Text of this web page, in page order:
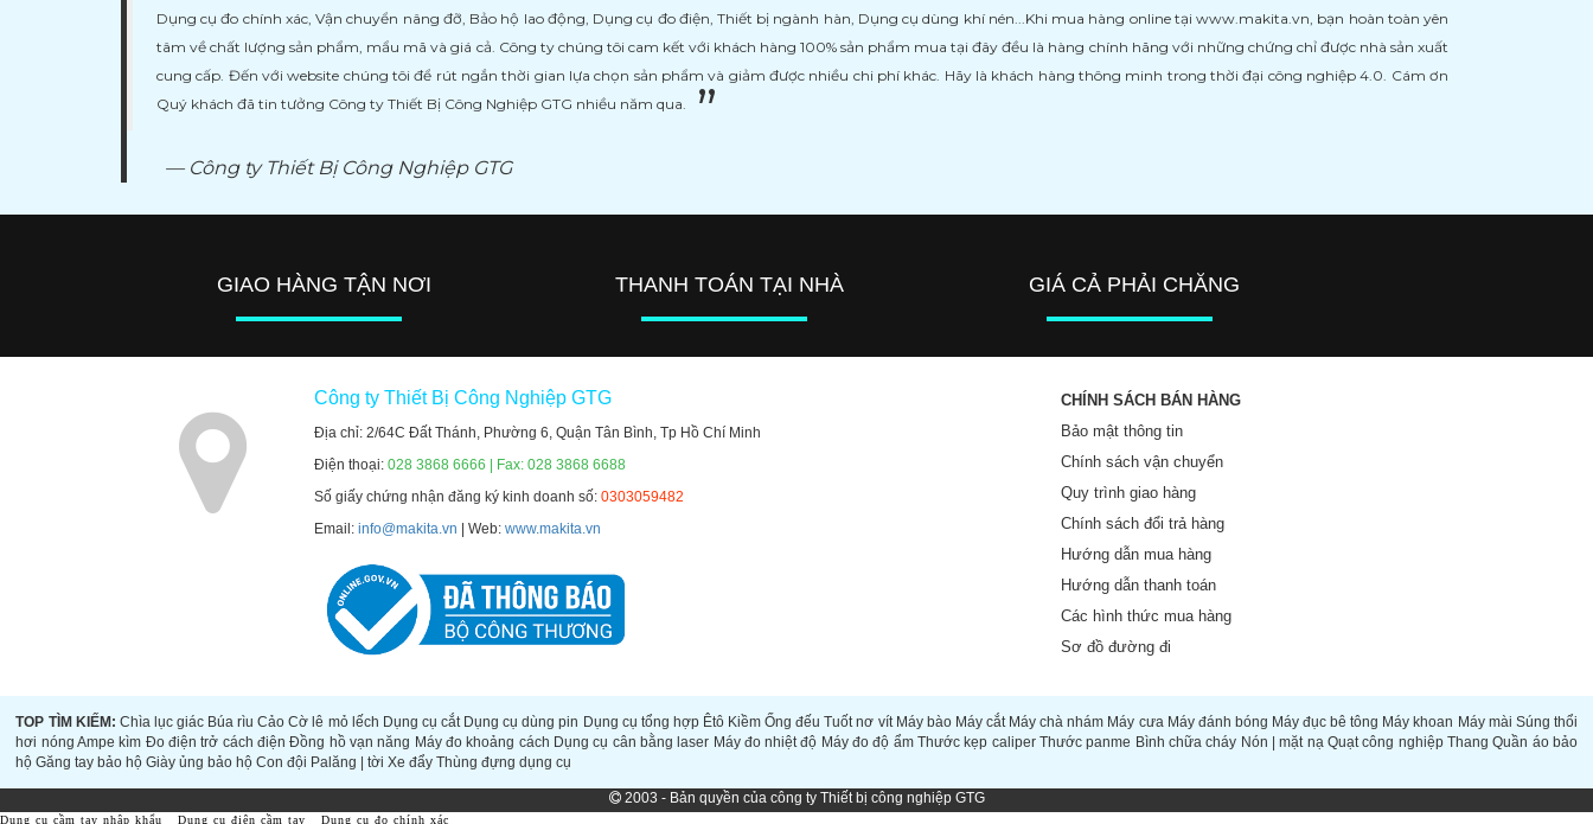
Dụng cụ đo chính xác, Vận chuyển nâng đỡ, Bảo hộ lao động, Dụng cụ đo điện, Thiết bị ngành hàn, Dụng cụ dùng khí nén...Khi mua hàng online tại www.makita.vn, bạn hoàn toàn yên
tâm về chất lượng sản phẩm, mẩu mã và giá cả. Công ty chúng tôi cam kết với khách hàng 100% sản phẩm mua tại đây đều là hàng chính hãng với những chứng chỉ được nhà sản xuất
cung cấp. Đến với website chúng tôi để rút ngắn thời gian lựa chọn sản phẩm và giảm được nhiều chi phí khác. Hãy là khách hàng thông minh trong thời đại công nghiệp 4.0. Cám ơn
Quý khách đã tin tưởng Công ty Thiết Bị Công Nghiệp GTG nhiều năm qua.
Công ty Thiết Bị Công Nghiệp GTG
GIAO HÀNG TẬN NƠI THANH TOÁN TẠI NHÀ GIÁ CẢ PHẢI CHĂNG
Công ty Thiết Bị Công Nghiệp GTG
Địa chỉ: 2/64C Đất Thánh, Phường 6, Quận Tân Bình, Tp Hồ Chí Minh
Điện thoại:028 3868 6666 | Fax: 028 3868 6688
Số giấy chứng nhận đăng ký kinh doanh số:0303059482
Email:info@makita.vn | Web:www.makita.vn
CHÍNH SÁCH BÁN HÀNG
Bảo mật thông tin
Chính sách vận chuyển
Quy trình giao hàng
Chính sách đổi trả hàng
Hướng dẫn mua hàng
Hướng dẫn thanh toán
Các hình thức mua hàng
Sơ đồ đường đi
TOP TÌM KIẾM: Chìa lục giác Búa rìu Cảo Cờ lê mỏ lếch Dụng cụ cắt Dụng cụ dùng pin Dụng cụ tổng hợp Êtô Kiềm Ống đếu Tuốt nơ vít Máy bào Máy cắt Máy chà nhám Máy cưa Máy đánh bóng Máy đục bê tông Máy khoan Máy mài Súng thổi
hơi nóng Ampe kìm Đo điện trở cách điện Đồng hồ vạn năng Máy đo khoảng cách Dụng cụ cân bằng laser Máy đo nhiệt độ Máy đo độ ẩm Thước kẹp caliper Thước panme Bình chữa cháy Nón | mặt nạ Quạt công nghiệp Thang Quần áo bảo
hộ Găng tay bảo hộ Giày ủng bảo hộ Con đội Palăng | tời Xe đẩy Thùng đựng dụng cụ
2003 - Bản quyền của công ty Thiết bị công nghiệp GTG
Dụng cụ cầm tay nhập khẩu Dụng cụ điện cầm tay Dụng cụ đo chính xác